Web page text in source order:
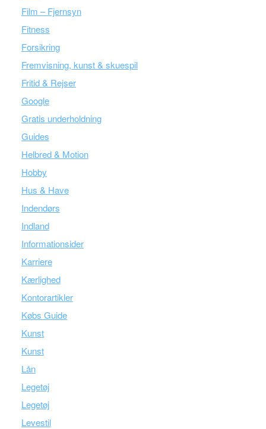
Film – Fjernsyn
Fitness
Forsikring
Fremvisning, kunst & skuespil
Fritid & Rejser
Google
Gratis underholdning
Guides
Helbred & Motion
Hobby
Hus & Have
Indendørs
Indland
Informationsider
Karriere
Kærlighed
Kontorartikler
Købs Guide
Kunst
Kunst
Lån
Legetøj
Legetøj
Levestil